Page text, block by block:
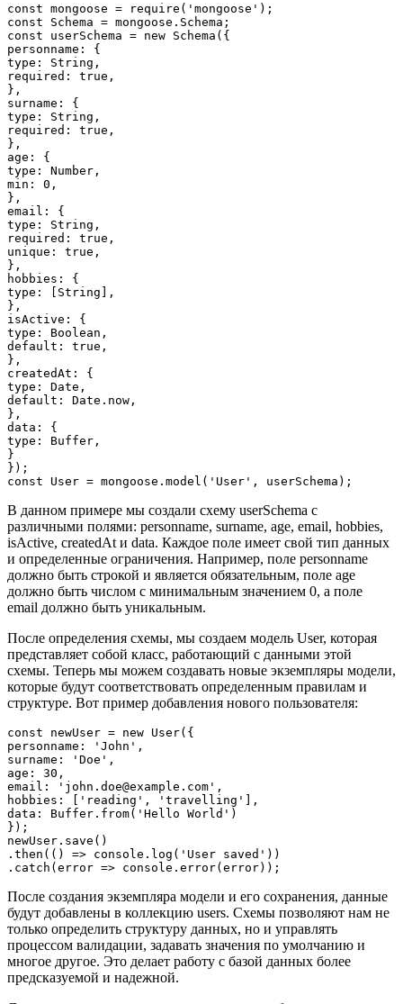
const mongoose = require('mongoose');
const Schema = mongoose.Schema;
const userSchema = new Schema({
personname: {
type: String,
required: true,
},
surname: {
type: String,
required: true,
},
age: {
type: Number,
min: 0,
},
email: {
type: String,
required: true,
unique: true,
},
hobbies: {
type: [String],
},
isActive: {
type: Boolean,
default: true,
},
createdAt: {
type: Date,
default: Date.now,
},
data: {
type: Buffer,
}
});
В данном примере мы создали схему userSchema с
различными полями: personname, surname, age, email, hobbies,
isActive, createdAt и data. Каждое поле имеет свой тип данных
и определенные ограничения. Например, поле personname
должно быть строкой и является обязательным, поле age
должно быть числом с минимальным значением 0, а поле
email должно быть уникальным.
После определения схемы, мы создаем модель User, которая
представляет собой класс, работающий с данными этой
схемы. Теперь мы можем создавать новые экземпляры модели,
которые будут соответствовать определенным правилам и
структуре. Вот пример добавления нового пользователя:
const newUser = new User({
personname: 'John',
surname: 'Doe',
age: 30,
email: 'john.doe@example.com',
hobbies: ['reading', 'travelling'],
data: Buffer.from('Hello World')
});
newUser.save()
.then(() => console.log('User saved'))
После создания экземпляра модели и его сохранения, данные
будут добавлены в коллекцию users. Схемы позволяют нам не
только определить структуру данных, но и управлять
процессом валидации, задавать значения по умолчанию и
многое другое. Это делает работу с базой данных более
предсказуемой и надежной.